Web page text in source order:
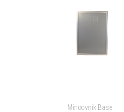
Cena
Mincovník Base